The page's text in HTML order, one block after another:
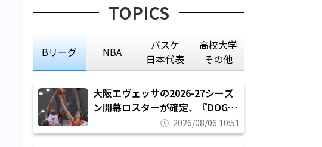
TOPICS
Bリーグ NBA
バスケ
日本代表
高校大学
その他
大阪エヴェッサの2026-27シーズ
ン開幕ロスターが確定、『DOG
FIGHT』のチームカルチャーを推
し進めて結果を求めるシーズンへ
2026/08/06 10:51